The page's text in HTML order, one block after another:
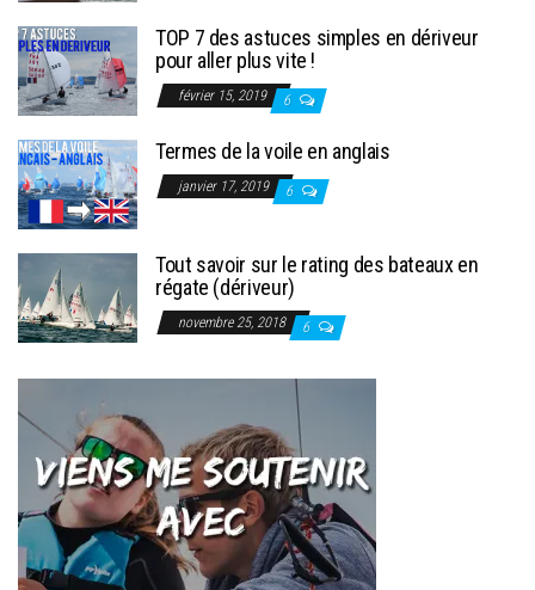
TOP 7 des astuces simples en dériveur
pour aller plus vite !
février 15, 2019 6
Termes de la voile en anglais
janvier 17, 2019 6
Tout savoir sur le rating des bateaux en
régate (dériveur)
novembre 25, 2018 6